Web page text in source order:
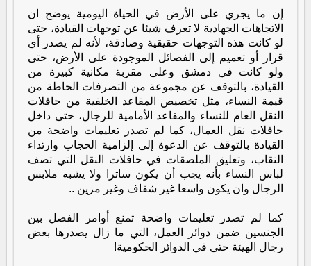
إن ما يجري على الأرض في الحياة اليومية يوضح ان
الاتجاهات الجهادية لا تعرف شيئا عن توجهات القيادة، حتى
لو كانت هذه التوجهات حقيقية وصادقة، لأنه لم يصدر أي
قرار أو تعميم إلى الفصائل الموجودة على الأرض، حتى
ولو كانت في دمشق وعلى مقربة مكانية كبيرة من
القيادة، بالتوقف عن مجموعة من التصرفات الحاطة من
قيمة النساء، مثل تخصيص المقاعد الخلفية من حافلات
النقل العام للنساء والمقاعد الأمامية للرجال، حتى داخل
حافلات نقل العمال، كما لم تصدر تعليمات واضحة من
القيادة بالتوقف عن الدعوة إلى إلزامية الحجاب وارتداء
النقاب، وتعليق الملصقات في حافلات النقل التي تصف
لباس النساء بأنه يجب أن يكون ساترا ولا يشبه ملابس
الرجال وان يكون واسعا غير شفاف وغير مزين ..
كما لم تصدر تعليمات واضحة تمنع أوامر الفصل بين
الجنسين ضمن دوائر العمل، التي ما زال يصدرها بعض
رجال الهيئة حتى في الدوائر الحكومية!